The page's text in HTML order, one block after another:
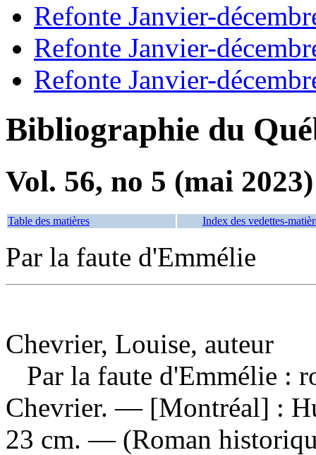
Refonte Janvier-
Refonte Janvier-
Refonte Janvier-
Bibliographie du
Vol. 56, no 5 (mai 2023)
Table des matières Index des vedettes-
Par la faute d'Emmélie
Chevrier, Louise, auteur
Par la faute d'Emmélie :
Chevrier. — [Montréal] :
23 cm. — (Roman